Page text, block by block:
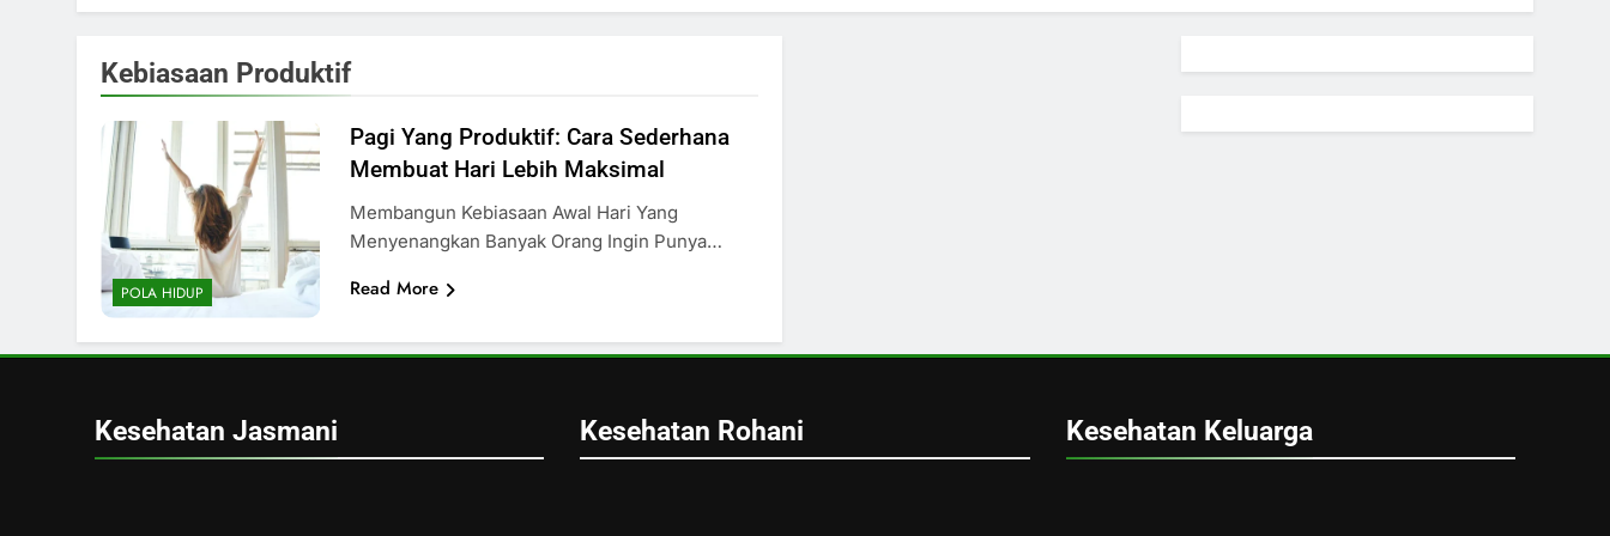
Kebiasaan Produktif
POLA HIDUP
Pagi Yang Produktif: Cara Sederhana
Membuat Hari Lebih Maksimal
Membangun Kebiasaan Awal Hari Yang
Menyenangkan Banyak Orang Ingin Punya…
Read More
Kesehatan Jasmani Kesehatan Rohani Kesehatan Keluarga